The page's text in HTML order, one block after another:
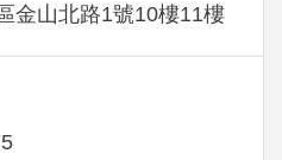
金山北路1號10樓11樓